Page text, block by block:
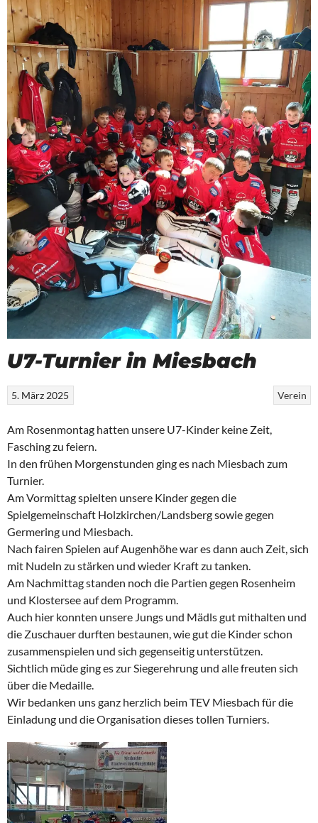
U7-Turnier in Miesbach
Verein
5. März 2025
Am Rosenmontag hatten unsere U7-Kinder keine Zeit,
Fasching zu feiern.
In den frühen Morgenstunden ging es nach Miesbach zum
Turnier.
Am Vormittag spielten unsere Kinder gegen die
Spielgemeinschaft Holzkirchen/Landsberg sowie gegen
Germering und Miesbach.
Nach fairen Spielen auf Augenhöhe war es dann auch Zeit, sich
mit Nudeln zu stärken und wieder Kraft zu tanken.
Am Nachmittag standen noch die Partien gegen Rosenheim
und Klostersee auf dem Programm.
Auch hier konnten unsere Jungs und Mädls gut mithalten und
die Zuschauer durften bestaunen, wie gut die Kinder schon
zusammenspielen und sich gegenseitig unterstützen.
Sichtlich müde ging es zur Siegerehrung und alle freuten sich
über die Medaille.
Wir bedanken uns ganz herzlich beim TEV Miesbach für die
Einladung und die Organisation dieses tollen Turniers.